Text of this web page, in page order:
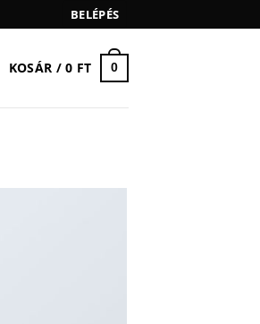
BELÉPÉS
KOSÁR /0 FT 0